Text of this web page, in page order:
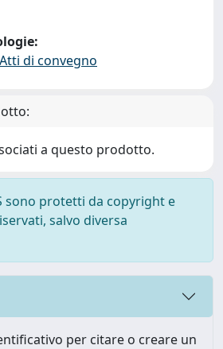
di convegno
a questo prodotto.
sono protetti da copyright e
salvo diversa
per citare o creare un